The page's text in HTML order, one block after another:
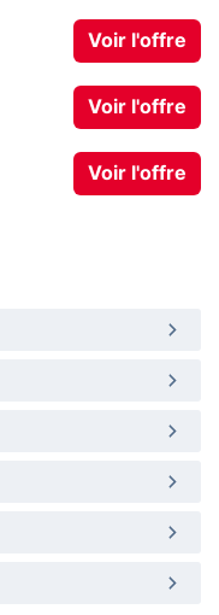
Voir l'offre
Voir l'offre
Voir l'offre